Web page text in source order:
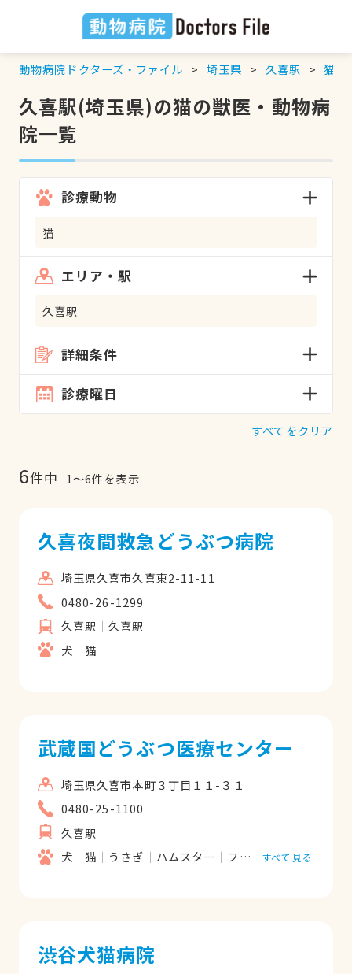
動物病院ドクターズ・ファイル 埼玉県 久喜駅 猫
久喜駅(埼玉県)の猫の獣医・動物病
院一覧
診療動物
猫
エリア・駅
久喜駅
詳細条件
診療曜日
すべてをクリア
6件中 1〜6件を表示
久喜夜間救急どうぶつ病院
埼玉県久喜市久喜東2-11-11
0480-26-1299
久喜駅
久喜駅
犬
猫
武蔵国どうぶつ医療センター
埼玉県久喜市本町３丁目１１-３１
0480-25-1100
久喜駅
犬
猫 うさぎ ハムスター フェレット リス
すべて見る
渋谷犬猫病院